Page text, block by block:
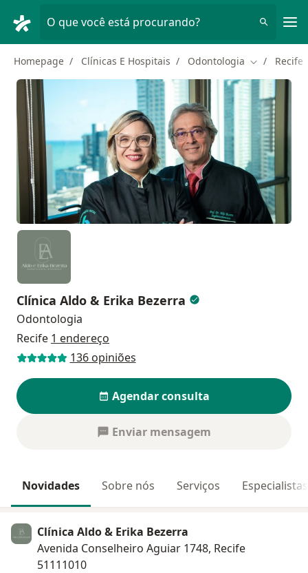
O que você está procurando?
Homepage Clínicas E Hospitais Odontologia Mudar de
Recife
Clínica Aldo & Erika Bezerra
Odontologia
Recife 1 endereço
136 opiniões
Agendar consulta
Enviar mensagem
Novidades Sobre nós Serviços
Clínica Aldo & Erika Bezerra
Avenida Conselheiro Aguiar 1748, Recife
51111010